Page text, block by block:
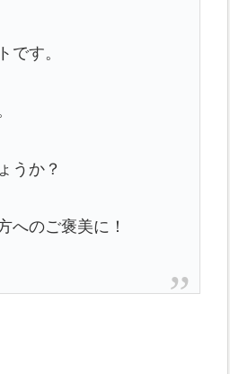
です。
うか？
へのご褒美に！